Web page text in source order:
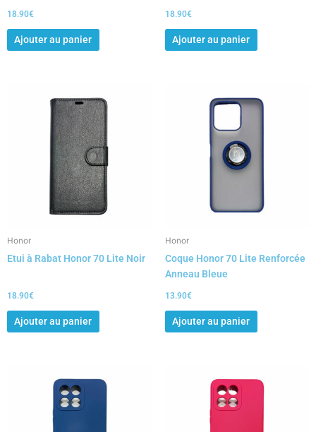
18.90€
Ajouter au panier
18.90€
Ajouter au panier
Honor
Etui à Rabat Honor 70 Lite Noir
18.90€
Ajouter au panier
Honor
Coque Honor 70 Lite Renforcée
Anneau Bleue
13.90€
Ajouter au panier